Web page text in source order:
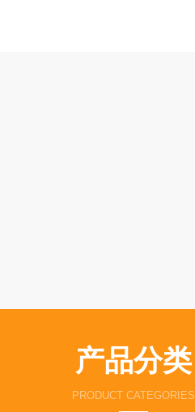
产品分类
PRODUCT CATEGORIES